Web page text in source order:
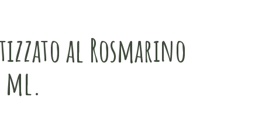
al Rosmarino
ml.